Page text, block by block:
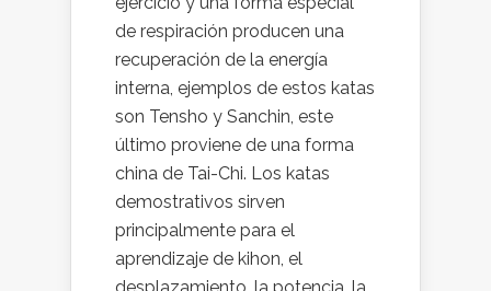
de respiración producen una
recuperación de la energía
interna, ejemplos de estos katas
son Tensho y Sanchin, este
último proviene de una forma
china de Tai-Chi. Los katas
demostrativos sirven
principalmente para el
aprendizaje de kihon, el